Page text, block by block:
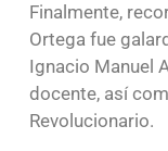
Finalmente,
Ortega fue
Ignacio Manuel
docente, así
Revolucionario.